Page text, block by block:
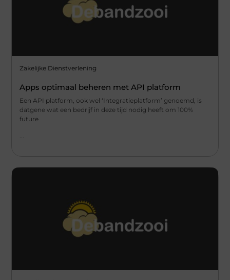
Zakelijke Dienstverlening
Apps optimaal beheren met API platform
Een API platform, ook wel ‘Integratieplatform’ genoemd, is
datgene wat een bedrijf in deze tijd nodig heeft om 100%
future